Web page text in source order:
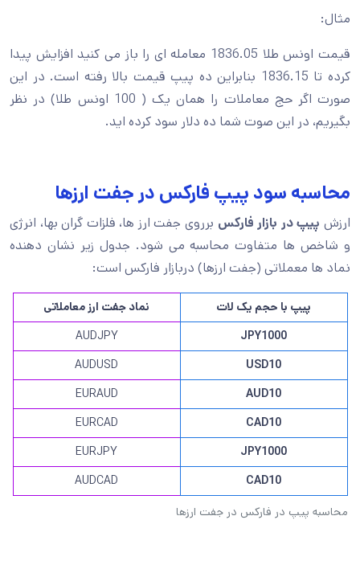
مثال:
قیمت اونس طلا 1836.05 معامله ای را باز می کنید افزایش پیدا
کرده تا 1836.15 بنابراین ده پیپ قیمت بالا رفته است. در این
صورت اگر حج معاملات را همان یک ( 100 اونس طلا) در نظر
بگیریم، در این صوت شما ده دلار سود کرده اید.
محاسبه سود پیپ فارکس در جفت ارزها
ارزش پیپ در بازار فارکس برروی جفت ارز ها، فلزات گران بها، انرژی
و شاخص ها متفاوت محاسبه می شود. جدول زیر نشان دهنده
نماد ها معملاتی (جفت ارزها) دربازار فارکس است:
محاسبه پیپ در فارکس در جفت ارزها
پیپ با حجم یک لات
نماد جفت ارز معاملاتی
JPY1000
AUDJPY
USD10
AUDUSD
AUD10
EURAUD
CAD10
EURCAD
JPY1000
EURJPY
CAD10
AUDCAD